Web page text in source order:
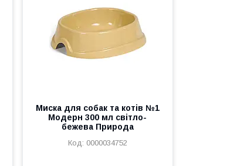
Миска для собак та котів №1
Модерн 300 мл світло-
бежева Природа
0000034752